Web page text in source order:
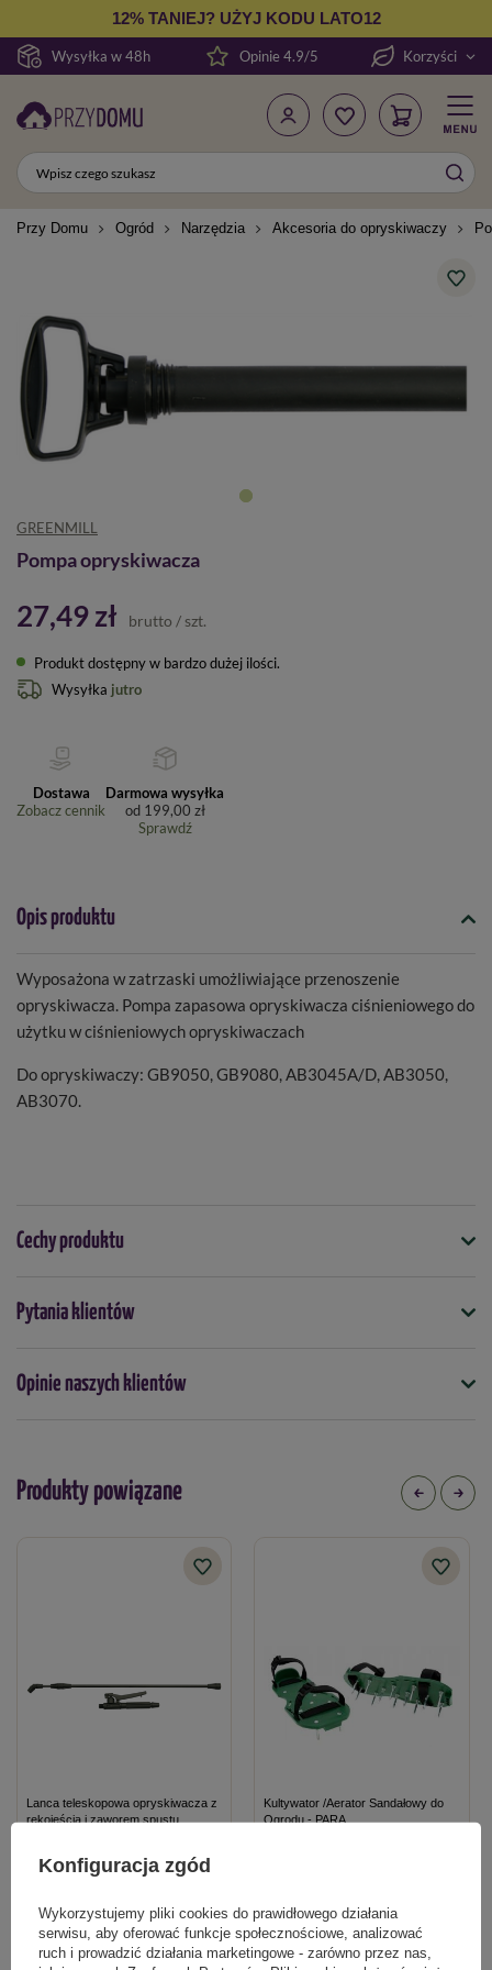
Wysyłka w 48h
12% TANIEJ? UŻYJ KODU LATO12
Opinie 4.9/5 Korzyści
Przy Domu Ogród Narzędzia Akcesoria do opryskiwaczy
GREENMILL
Pompa opryskiwacza
27,49 zł brutto / szt.
Produkt dostępny w bardzo dużej ilości
Wysyłka jutro
Dostawa
Zobacz cennik
Darmowa wysyłka
od 199,00 zł
Sprawdź
Opis produktu
Wyposażona w zatrzaski umożliwiające przenoszenie
opryskiwacza. Pompa zapasowa opryskiwacza ciśnieniowego do
użytku w ciśnieniowych opryskiwaczach
Do opryskiwaczy: GB9050, GB9080, AB3045A/D, AB3050,
AB3070.
Cechy produktu
Symbol
5904842290009
Pytania klientów
Opinie naszych klientów
Produkty powiązane
Lanca teleskopowa opryskiwacza z
rękojeścią i zaworem spustu
43,99 zł
Kultywator /Aerator Sandałowy do
Ogrodu - PARA
Kategorie powiązane
Konfiguracja zgód
Wykorzystujemy pliki cookies do prawidłowego działania
serwisu, aby oferować funkcje społecznościowe, analizować
ruch i prowadzić działania marketingowe - zarówno przez nas,